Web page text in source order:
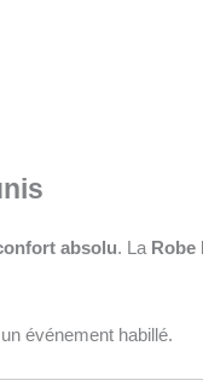
absolu. La Robe
événement habillé.